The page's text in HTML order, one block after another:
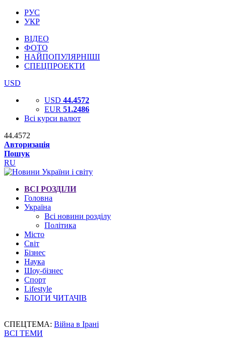
РУС
УКР
ВІДЕО
ФОТО
НАЙПОПУЛЯРНІШІ
СПЕЦПРОЕКТИ
USD
USD 44.4572
EUR 51.2486
Всі курси валют
44.4572
Авторизація
Пошук
RU
ВСІ РОЗДІЛИ
Головна
Україна
Всі новини розділу
Політика
Місто
Світ
Бізнес
Наука
Шоу-бізнес
Спорт
Lifestyle
БЛОГИ ЧИТАЧІВ
СПЕЦТЕМА: Війна в Ірані
ВСІ ТЕМИ